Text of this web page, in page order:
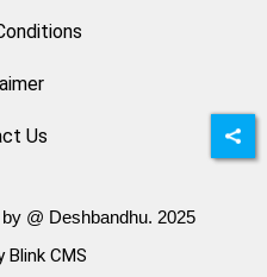
Us
@ Deshbandhu. 2025
Blink CMS